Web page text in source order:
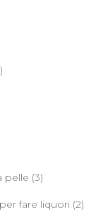
pelle (3)
fare liquori (2)